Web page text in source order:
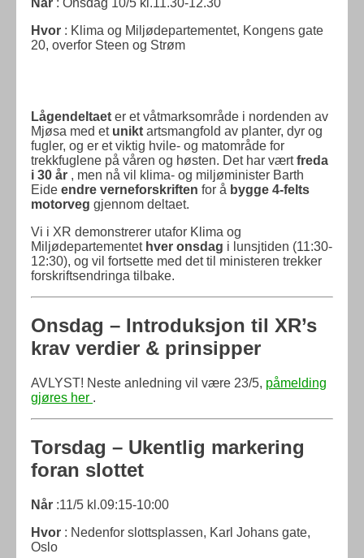
Når : Onsdag 10/5 kl.11.30-12.30
Hvor : Klima og Miljødepartementet, Kongens gate
20, overfor Steen og Strøm
Lågendeltaet er et våtmarksområde i nordenden av
Mjøsa med et unikt artsmangfold av planter, dyr og
fugler, og er et viktig hvile- og matområde for
trekkfuglene på våren og høsten. Det har værtfreda
i 30 år , men nå vil klima- og miljøminister Barth
Eide endre verneforskriften for å bygge 4-felts
motorveg gjennom deltaet.
Vi i XR demonstrerer utafor Klima og
Miljødepartementet hver onsdag i lunsjtiden (11:30-
12:30), og vil fortsette med det til ministeren trekker
forskriftsendringa tilbake.
Onsdag – Introduksjon til XR’s
krav verdier & prinsipper
AVLYST! Neste anledning vil være 23/5, påmelding
gjøres her .
Torsdag – Ukentlig markering
foran slottet
Når :11/5 kl.09:15-10:00
Hvor : Nedenfor slottsplassen, Karl Johans gate,
Oslo